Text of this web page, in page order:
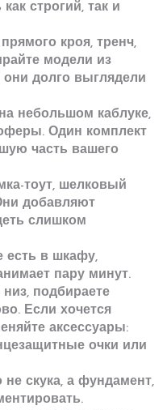
строгий, так и
кроя, тренч,
модели из
долго выглядели
небольшом каблуке,
Один комплект
часть вашего
тоут, шелковый
добавляют
слишком
есть в шкафу,
пару минут.
подбираете
Если хочется
аксессуары:
очки или
не скука, а фундамент,